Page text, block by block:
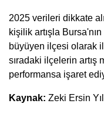
2025 verileri dikkate
kişilik artışla
büyüyen ilçesi olarak
sıradaki ilçelerin artış
performansa işaret
Kaynak: Zeki Ersin